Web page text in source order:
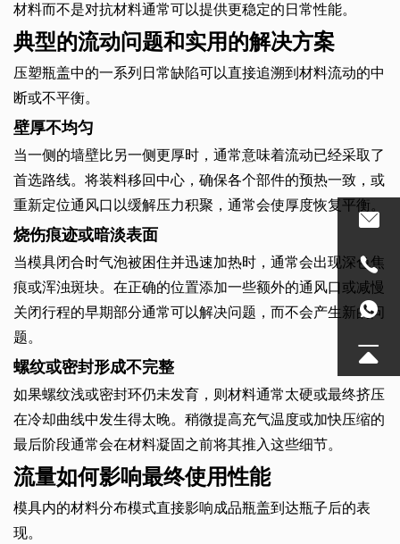
材料而不是对抗材料通常可以提供更稳定的日常性能。
典型的流动问题和实用的解决方案
压塑瓶盖中的一系列日常缺陷可以直接追溯到材料流动的中
断或不平衡。
壁厚不均匀
当一侧的墙壁比另一侧更厚时，通常意味着流动已经采取了
首选路线。将装料移回中心，确保各个部件的预热一致，或
重新定位通风口以缓解压力积聚，通常会使厚度恢复平衡。
烧伤痕迹或暗淡表面
当模具闭合时气泡被困住并迅速加热时，通常会出现深色焦
痕或浑浊斑块。在正确的位置添加一些额外的通风口或减慢
关闭行程的早期部分通常可以解决问题，而不会产生新的问
题。
螺纹或密封形成不完整
如果螺纹浅或密封环仍未发育，则材料通常太硬或最终挤压
在冷却曲线中发生得太晚。稍微提高充气温度或加快压缩的
最后阶段通常会在材料凝固之前将其推入这些细节。
流量如何影响最终使用性能
模具内的材料分布模式直接影响成品瓶盖到达瓶子后的表
现。